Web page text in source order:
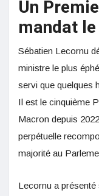
Un
mandat
Sébatien Lecornu
ministre le plus
servi que quelques
Il est le cinquième
Macron depuis
perpétuelle
majorité au
Lecornu a